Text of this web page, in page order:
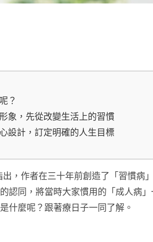
？
象，先從改變生活上的習慣
設計，訂定明確的人生目標
出，作者在三十年前創造了「習慣病
認同，將當時大家慣用的「成人病
什麼呢？跟著療日子一同了解。